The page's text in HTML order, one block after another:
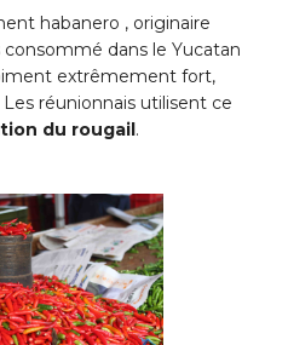
habanero , originaire
consommé dans le Yucatan
extrêmement fort,
réunionnais utilisent ce
du rougail.